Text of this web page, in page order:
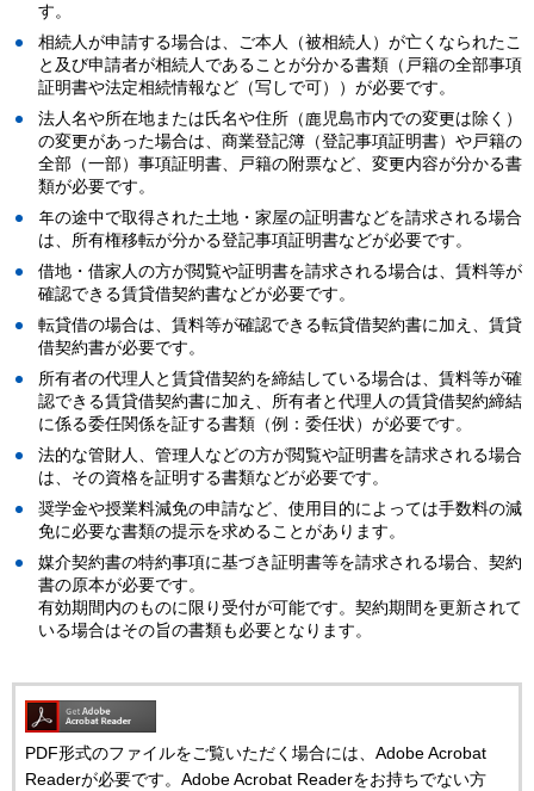
す。
相続人が申請する場合は、ご本人（被相続人）が亡くなられたこ
と及び申請者が相続人であることが分かる書類（戸籍の全部事項
証明書や法定相続情報など（写しで可））が必要です。
法人名や所在地または氏名や住所（鹿児島市内での変更は除く）
の変更があった場合は、商業登記簿（登記事項証明書）や戸籍の
全部（一部）事項証明書、戸籍の附票など、変更内容が分かる書
類が必要です。
年の途中で取得された土地・家屋の証明書などを請求される場合
は、所有権移転が分かる登記事項証明書などが必要です。
借地・借家人の方が閲覧や証明書を請求される場合は、賃料等が
確認できる賃貸借契約書などが必要です。
転貸借の場合は、賃料等が確認できる転貸借契約書に加え、賃貸
借契約書が必要です。
所有者の代理人と賃貸借契約を締結している場合は、賃料等が確
認できる賃貸借契約書に加え、所有者と代理人の賃貸借契約締結
に係る委任関係を証する書類（例：委任状）が必要です。
法的な管財人、管理人などの方が閲覧や証明書を請求される場合
は、その資格を証明する書類などが必要です。
奨学金や授業料減免の申請など、使用目的によっては手数料の減
免に必要な書類の提示を求めることがあります。
媒介契約書の特約事項に基づき証明書等を請求される場合、契約
書の原本が必要です。
有効期間内のものに限り受付が可能です。契約期間を更新されて
いる場合はその旨の書類も必要となります。
PDF形式のファイルをご覧いただく場合には、Adobe Acrobat
Readerが必要です。Adobe Acrobat Readerをお持ちでない方